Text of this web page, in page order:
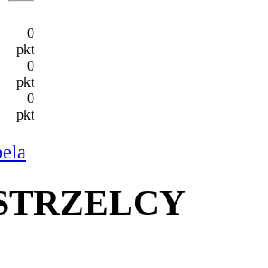
0
pkt
0
pkt
0
pkt